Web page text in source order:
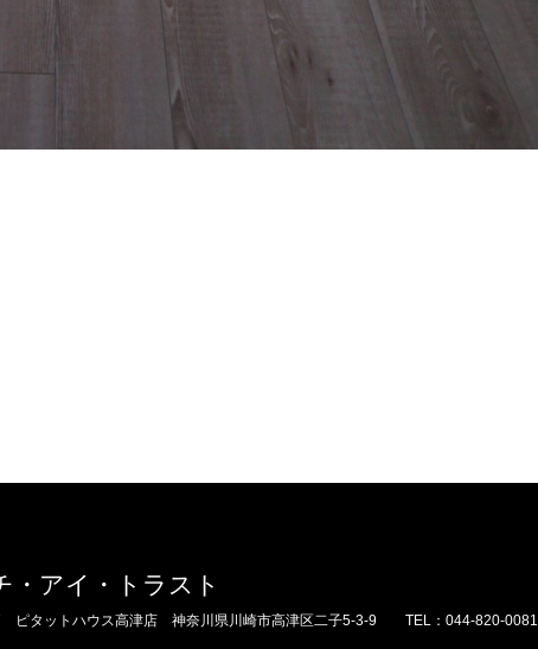
・アイ・トラスト
ピタットハウス高津店 神奈川県川崎市高津区二子5-3-9 TEL：044-820-0081